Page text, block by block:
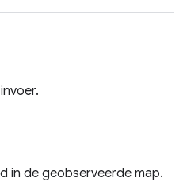
in de geobserveerde map.